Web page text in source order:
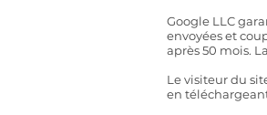
Google LLC
envoyées et
après 50 mois.
Le visiteur du
en